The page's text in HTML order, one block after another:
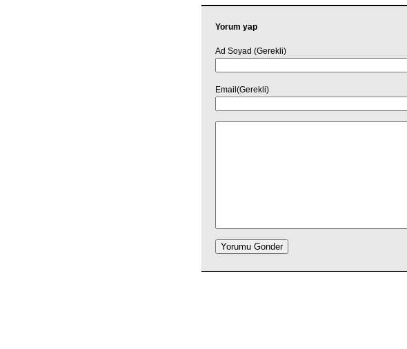
Yorum yap
Ad Soyad (Gerekli)
Email(Gerekli)